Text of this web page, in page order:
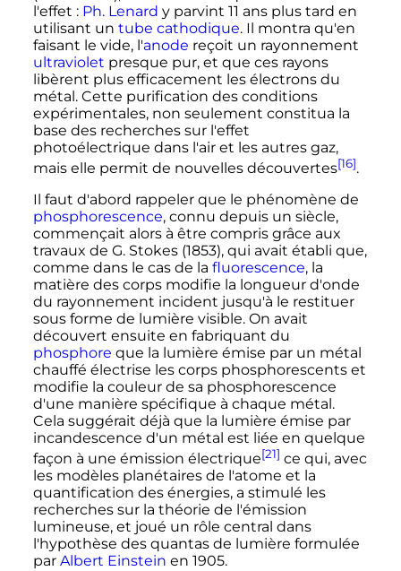
l'effet : Ph. Lenard y parvint 11 ans plus tard en
utilisant un tube cathodique. Il montra qu'en
faisant le vide, l'anode reçoit un rayonnement
ultraviolet presque pur, et que ces rayons
libèrent plus efficacement les électrons du
métal. Cette purification des conditions
expérimentales, non seulement constitua la
base des recherches sur l'effet
photoélectrique dans l'air et les autres gaz,
mais elle permit de nouvelles découvertes[16].
Il faut d'abord rappeler que le phénomène de
phosphorescence, connu depuis un siècle,
commençait alors à être compris grâce aux
travaux de G. Stokes (1853), qui avait établi que,
comme dans le cas de la fluorescence, la
matière des corps modifie la longueur d'onde
du rayonnement incident jusqu'à le restituer
sous forme de lumière visible. On avait
découvert ensuite en fabriquant du
phosphore que la lumière émise par un métal
chauffé électrise les corps phosphorescents et
modifie la couleur de sa phosphorescence
d'une manière spécifique à chaque métal.
Cela suggérait déjà que la lumière émise par
incandescence d'un métal est liée en quelque
façon à une émission électrique[21] ce qui, avec
les modèles planétaires de l'atome et la
quantification des énergies, a stimulé les
recherches sur la théorie de l'émission
lumineuse, et joué un rôle central dans
l'hypothèse des quantas de lumière formulée
par Albert Einstein en 1905.